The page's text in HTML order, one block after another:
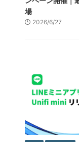
場
2026/6/27